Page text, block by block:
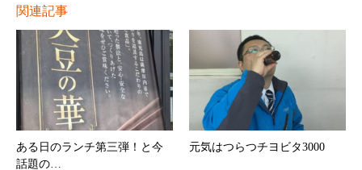
関連記事
ある日のランチ第三弾！と今
話題の…
元気はつらつチヨビタ3000